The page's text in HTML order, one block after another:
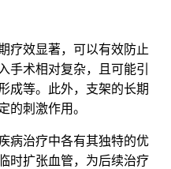
疗效显著，可以有效防止
手术相对复杂，且可能引
成等。此外，支架的长期
的刺激作用。
病治疗中各有其独特的优
时扩张血管，为后续治疗